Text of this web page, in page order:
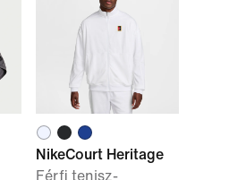
NikeCourt Heritage
Férfi tenisz-